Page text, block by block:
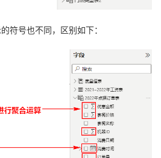
符号也不同，区别如下：